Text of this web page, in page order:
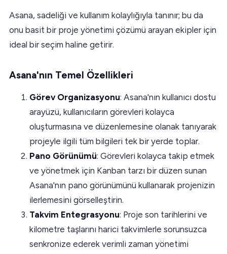
Asana, sadeliği ve kullanım kolaylığıyla tanınır; bu da
onu basit bir proje yönetimi çözümü arayan ekipler için
ideal bir seçim haline getirir.
Asana'nın Temel Özellikleri
Görev Organizasyonu: Asana'nın kullanıcı dostu
arayüzü, kullanıcıların görevleri kolayca
oluşturmasına ve düzenlemesine olanak tanıyarak
projeyle ilgili tüm bilgileri tek bir yerde toplar.
Pano Görünümü: Görevleri kolayca takip etmek
ve yönetmek için Kanban tarzı bir düzen sunan
Asana'nın pano görünümünü kullanarak projenizin
ilerlemesini görselleştirin.
Takvim Entegrasyonu: Proje son tarihlerini ve
kilometre taşlarını harici takvimlerle sorunsuzca
senkronize ederek verimli zaman yönetimi